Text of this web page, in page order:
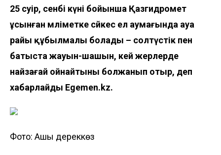
25 сәуір, сенбі күні бойынша Қазгидромет
ұсынған мәліметке сәйкес ел аумағында ауа
райы құбылмалы болады – солтүстік пен
батыста жауын-шашын, кей жерлерде
найзағай ойнайтыны болжанып отыр, деп
хабарлайды Egemen.kz.
Фото: Ашық дереккөз